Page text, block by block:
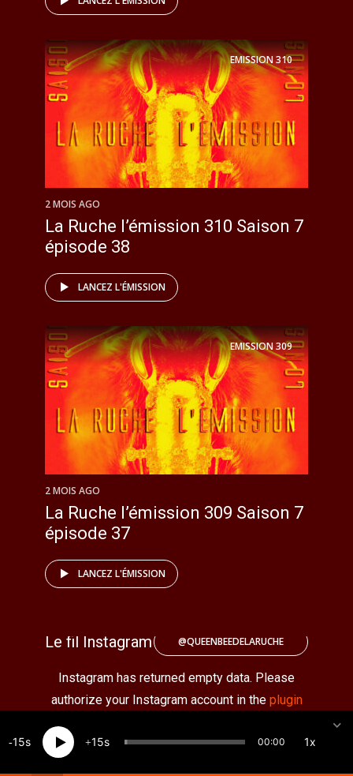
EMISSION310
2 MOIS AGO
La Ruche l’émission 310 Saison 7
épisode 38
LANCEZ L'ÉMISSION
EMISSION309
2 MOIS AGO
La Ruche l’émission 309 Saison 7
épisode 37
LANCEZ L'ÉMISSION
Le fil Instagram @QUEENBEEDELARUCHE
Instagram has returned empty data. Please
authorize your Instagram account in the plugin
15 15 00:00 1x